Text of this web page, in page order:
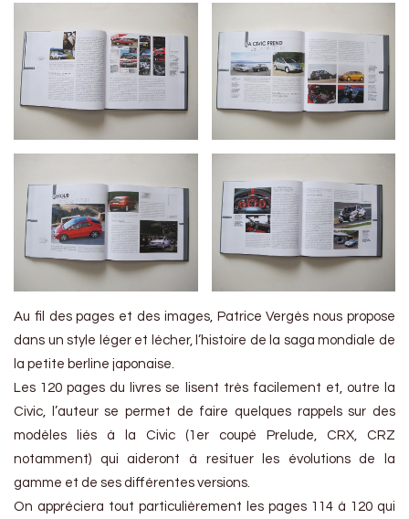
Au fil des pages et des images, Patrice Vergès nous propose
dans un style léger et lécher, l’histoire de la saga mondiale de
la petite berline japonaise.
Les 120 pages du livres se lisent très facilement et, outre la
Civic, l’auteur se permet de faire quelques rappels sur des
modèles liés à la Civic (1er coupé Prelude, CRX, CRZ
notamment) qui aideront à resituer les évolutions de la
gamme et de ses différentes versions.
On appréciera tout particulièrement les pages 114 à 120 qui